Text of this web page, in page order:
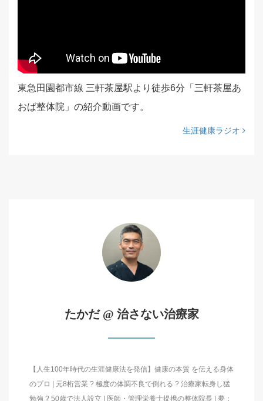
東急田園都市線 三軒茶屋駅より徒歩6分「三軒茶屋あ
おば整体院」の紹介動画です。
生涯健康ラジオ
たかだ @ 治さない治療家
【人生100年時代の生涯健康法を発信】健康の本質 を伝える身体
のプロ | 元8桁営業 ? 極度の体調不良で倒れる ? 治療家転身し猛
勉強 ? 50歳で法人設立 | 医師・管理栄養士提携の整体院長 | 夢：